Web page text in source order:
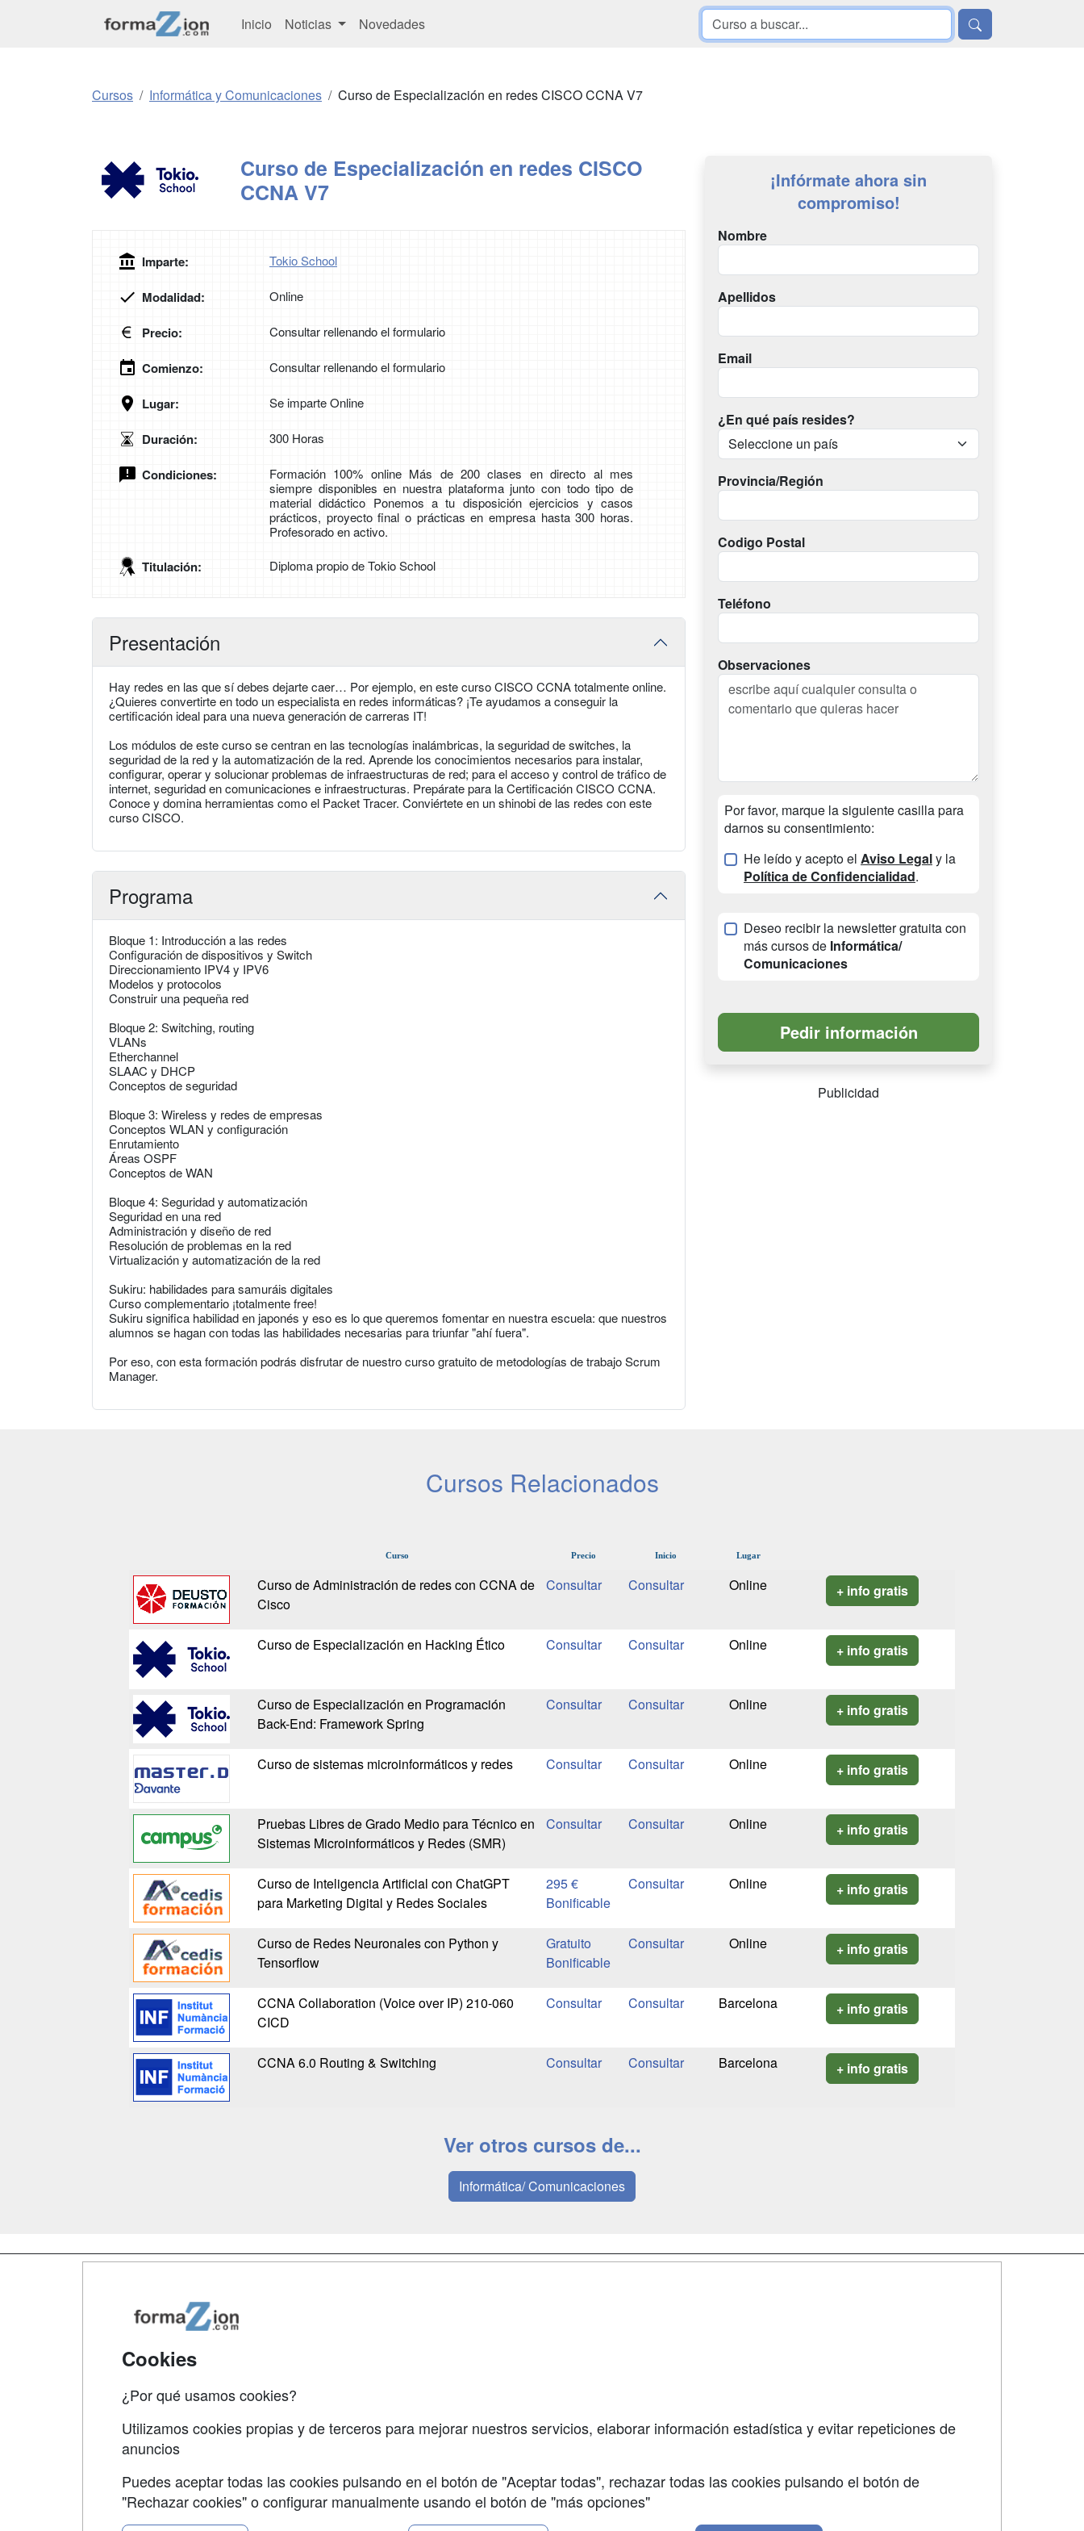
Inicio Noticias Novedades
Cursos Informática y Comunicaciones Curso de Especialización en redes CISCO CCNA V7
Curso de Especialización en redes CISCO
CCNA V7
Imparte: Tokio School
Modalidad: Online
Precio: Consultar rellenando el formulario
Comienzo: Consultar rellenando el formulario
Lugar: Se imparte Online
Duración: 300 Horas
Condiciones:
Formación 100% online Más de 200 clases en directo al mes
siempre disponibles en nuestra plataforma junto con todo tipo de
material didáctico Ponemos a tu disposición ejercicios y casos
prácticos, proyecto final o prácticas en empresa hasta 300 horas.
Profesorado en activo.
Titulación: Diploma propio de Tokio School
Presentación
Hay redes en las que sí debes dejarte caer… Por ejemplo, en este curso CISCO CCNA totalmente online.
¿Quieres convertirte en todo un especialista en redes informáticas? ¡Te ayudamos a conseguir la
certificación ideal para una nueva generación de carreras IT!
Los módulos de este curso se centran en las tecnologías inalámbricas, la seguridad de switches, la
seguridad de la red y la automatización de la red. Aprende los conocimientos necesarios para instalar,
configurar, operar y solucionar problemas de infraestructuras de red; para el acceso y control de tráfico de
internet, seguridad en comunicaciones e infraestructuras. Prepárate para la Certificación CISCO CCNA.
Conoce y domina herramientas como el Packet Tracer. Conviértete en un shinobi de las redes con este
curso CISCO.
Programa
Bloque 1: Introducción a las redes
Configuración de dispositivos y Switch
Direccionamiento IPV4 y IPV6
Modelos y protocolos
Construir una pequeña red
Bloque 2: Switching, routing
VLANs
Etherchannel
SLAAC y DHCP
Conceptos de seguridad
Bloque 3: Wireless y redes de empresas
Conceptos WLAN y configuración
Enrutamiento
Áreas OSPF
Conceptos de WAN
Bloque 4: Seguridad y automatización
Seguridad en una red
Administración y diseño de red
Resolución de problemas en la red
Virtualización y automatización de la red
Sukiru: habilidades para samuráis digitales
Curso complementario ¡totalmente free!
Sukiru significa habilidad en japonés y eso es lo que queremos fomentar en nuestra escuela: que nuestros
alumnos se hagan con todas las habilidades necesarias para triunfar "ahí fuera".
Por eso, con esta formación podrás disfrutar de nuestro curso gratuito de metodologías de trabajo Scrum
Manager.
¡Infórmate ahora sin
compromiso!
Nombre
Apellidos
Email
¿En qué país resides?
Provincia/Región
Codigo Postal
Teléfono
Observaciones
Por favor, marque la siguiente casilla para
darnos su consentimiento:
He leído y acepto el Aviso Legaly la
Política de Confidencialidad.
Deseo recibir la newsletter gratuita con
más cursos de Informática/
Comunicaciones
Publicidad
Cursos Relacionados
Curso Precio Inicio Lugar
Curso de Administración de redes con CCNA de
Cisco
Online + info gratis
Curso de Especialización en Hacking Ético Online + info gratis
Curso de Especialización en Programación
Back-End: Framework Spring
Online + info gratis
Curso de sistemas microinformáticos y redes Online + info gratis
Pruebas Libres de Grado Medio para Técnico en
Sistemas Microinformáticos y Redes (SMR)
Online + info gratis
Curso de Inteligencia Artificial con ChatGPT
para Marketing Digital y Redes Sociales
295 €
Bonificable
Online + info gratis
Curso de Redes Neuronales con Python y
Tensorflow
Gratuito
Bonificable
Online + info gratis
CCNA Collaboration (Voice over IP) 210-060
CICD
Barcelona + info gratis
CCNA 6.0 Routing & Switching Barcelona + info gratis
Ver otros cursos de...
Informática/ Comunicaciones
Grupo formazion:
Cookies
¿Por qué usamos cookies?
Utilizamos cookies propias y de terceros para mejorar nuestros servicios, elaborar información estadística y evitar repeticiones de
anuncios
Puedes aceptar todas las cookies pulsando en el botón de "Aceptar todas", rechazar todas las cookies pulsando el botón de
"Rechazar cookies" o configurar manualmente usando el botón de "más opciones"